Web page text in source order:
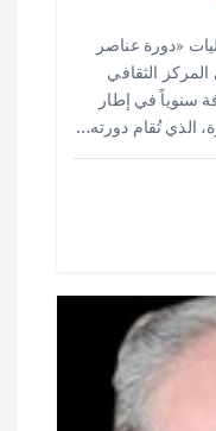
«دورة عناصر
الثقافي
سنوياً في إطار
الذي تُقام دورته…